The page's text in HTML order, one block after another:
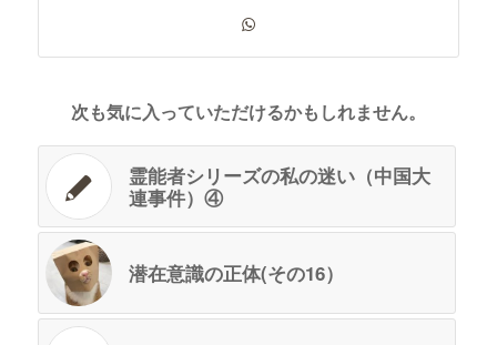
次も気に入っていただけるかもしれません。
霊能者シリーズの私の迷い（中国大
連事件）④
潜在意識の正体(その16）